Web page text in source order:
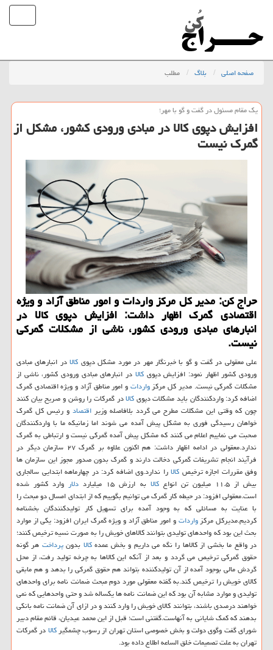
صفحه اصلی بلاگ مطلب
یك مقام مسئول در گفت و گو با مهر؛
افزایش دپوی كالا در مبادی ورودی كشور، مشكل از
گمرك نیست
حراج كن: مدیر كل مركز واردات و امور مناطق آزاد و ویژه
اقتصادی گمرك اظهار داشت: افزایش دپوی كالا در
انبارهای مبادی ورودی كشور، ناشی از مشكلات گمركی
نیست.
علی معقولی در گفت و گو با خبرنگار مهر در مورد مشكل دپوی كالادر انبارهای مبادی
ورودی كشور اظهار نمود: افزایش دپویكالا در انبارهای مبادی ورودی كشور، ناشی از
مشكلات گمركی نیست. مدیر كل مركزوارداتو امور مناطق آزاد و ویژه اقتصادی گمرك
اضافه كرد: واردكنندگان باید مشكلات دپویكالادر گمركات را روشن و صریح بیان كنند
چون كه وقتی این مشكلات مطرح می گردد بلافاصله وزیراقتصاد و رئیس كل گمرك
خواهان رسیدگی فوری به مشكل پیش آمده می شوند اما زمانیكه ما با واردكنندگان
صحبت می نماییم اعلام می كنند كه مشكل پیش آمده گمركی نیست و ارتباطی به گمرك
ندارد.معقولی در ادامه اظهار داشت: هم اكنون علاوه بر گمرك ۲۷ سازمان دیگر در
فرآیند انجام تشریفات گمركی دخالت دارند و گمرك بدون صدور مجوز این سازمان ها
وفق مقررات اجازه ترخیص كالارا ندارد.وی اضافه كرد: در چهارماهه ابتدایی سالجاری
بیش از ۱۱.۵ میلیون تن انواع
كالا به ارزش ۱۵ میلیارد دلاروارد كشور شده
است.معقولی افزود: در حیطه كار گمرك می توانیم بگوییم كه از ابتدای امسال دو مبحث را
با عنایت به مسائلی كه به وجود آمده برای تسهیل كار تولیدكنندگان بخشنامه
كردیم.مدیركل مركزوارداتو امور مناطق آزاد و ویژه گمرك ایران افزود: یكی از موارد
بحث این بود كه واحدهای تولیدی بتوانند كالاهای خویش را به صورت نسیه ترخیص كنند؛
در واقع ما بخشی از كالاها را نگه می داریم و بخش عمدهكالا بدونپرداخت هر گونه
حقوق گمركی ترخیص می گردد و بعد از آنكه این كالاها به چرخه تولید رفت، از محل
گردش مالی بوجود آمده از آن تولیدكننده بتواند هم حقوق گمركی را بدهد و هم مابقی
كالای خویش را ترخیص كند.به گفته معقولی مورد دوم مبحث ضمانت نامه برای واحدهای
تولیدی و موارد مشابه آن بود كه این ضمانت نامه ها یكساله شد و حتی واحدهایی كه نمی
خواهند درصدی باشند، بتوانند كالای خویش را وارد كنند و در ازای آن ضمانت نامه بانكی
بدهند كه كمك شایانی به آنهاست.گفتنی است؛ قبل از این محمد عیدیان، قائم مقام دبیر
شورای گفت وگوی دولت و بخش خصوصی استان تهران از رسوب چشمگیركالادر گمركات
تهران به علت تصمیمات خلق الساعه اطلاع داده بود.